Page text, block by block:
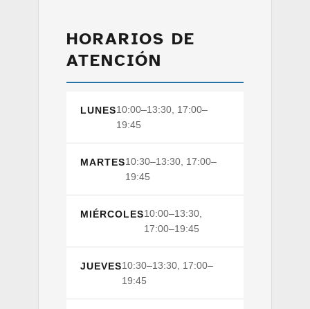
HORARIOS DE
ATENCIÓN
LUNES10:00–13:30, 17:00–
19:45
MARTES10:30–13:30, 17:00–
19:45
MIÉRCOLES10:00–13:30,
17:00–19:45
JUEVES10:30–13:30, 17:00–
19:45